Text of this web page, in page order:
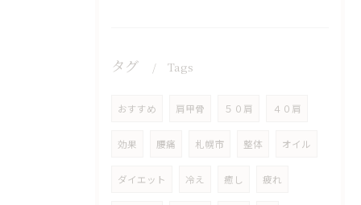
タグ Tags
おすすめ 肩甲骨 ５０肩 ４０肩
効果 腰痛 札幌市 整体 オイル
ダイエット 冷え 癒し 疲れ